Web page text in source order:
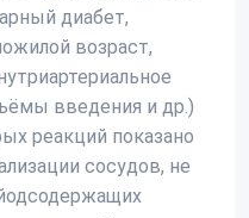
диабет,
возраст,
введения и др.)
реакций показано
сосудов, не